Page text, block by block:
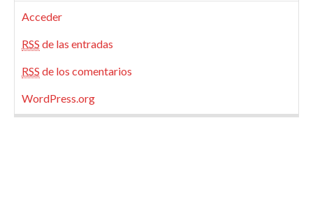
Acceder
RSS de las entradas
RSS de los comentarios
WordPress.org